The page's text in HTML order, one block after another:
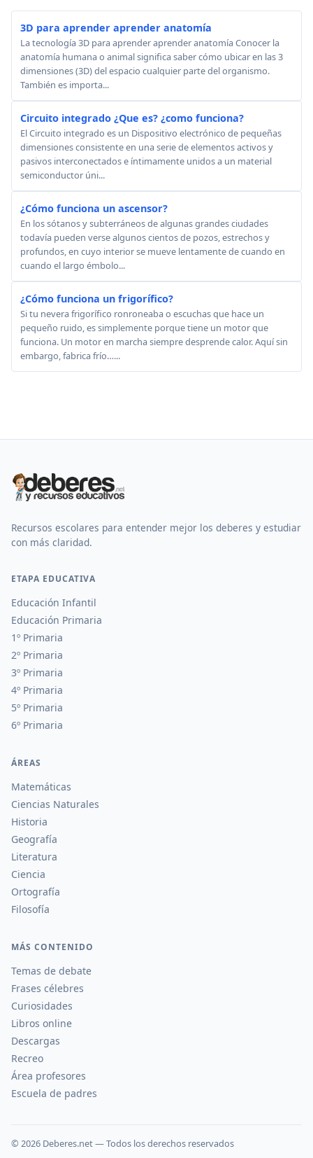
3D para aprender aprender anatomía
La tecnología 3D para aprender aprender anatomía Conocer la
anatomía humana o animal significa saber cómo ubicar en las 3
dimensiones (3D) del espacio cualquier parte del organismo.
También es importa...
Circuito integrado ¿Que es? ¿como funciona?
El Circuito integrado es un Dispositivo electrónico de pequeñas
dimensiones consistente en una serie de elementos activos y
pasivos interconectados e íntimamente unidos a un material
semiconductor úni...
¿Cómo funciona un ascensor?
En los sótanos y subterráneos de algunas grandes ciudades
todavía pueden verse algunos cientos de pozos, estrechos y
profundos, en cuyo interior se mueve lentamente de cuando en
cuando el largo émbolo...
¿Cómo funciona un frigorífico?
Si tu nevera frigorífico ronroneaba o escuchas que hace un
pequeño ruido, es simplemente porque tiene un motor que
funciona. Un motor en marcha siempre desprende calor. Aquí sin
embargo, fabrica frío…...
Recursos escolares para entender mejor los deberes y estudiar
con más claridad.
ETAPA EDUCATIVA
Educación Infantil
Educación Primaria
1º Primaria
2º Primaria
3º Primaria
4º Primaria
5º Primaria
6º Primaria
ÁREAS
Matemáticas
Ciencias Naturales
Historia
Geografía
Literatura
Ciencia
Ortografía
Filosofía
MÁS CONTENIDO
Temas de debate
Frases célebres
Curiosidades
Libros online
Descargas
Recreo
Área profesores
Escuela de padres
© 2026 Deberes.net — Todos los derechos reservados